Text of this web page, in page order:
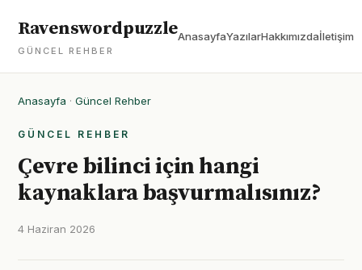
Ravenswordpuzzle
GÜNCEL REHBER
AnasayfaYazılarHakkımızdaİletişim
Anasayfa · Güncel Rehber
GÜNCEL REHBER
Çevre bilinci için hangi
kaynaklara başvurmalısınız?
4 Haziran 2026